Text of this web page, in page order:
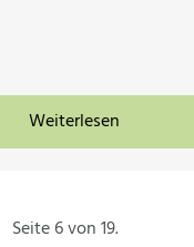
Weiterlesen
Seite 6 von 19.